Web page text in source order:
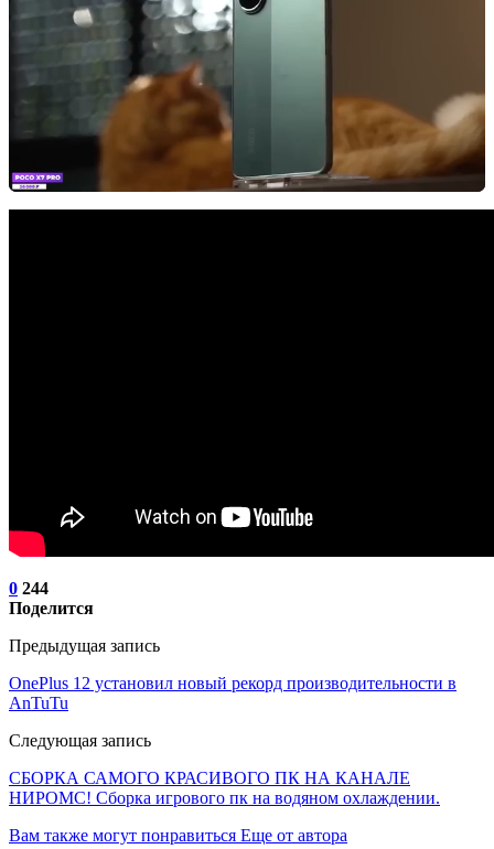
0 244
Поделится
Предыдущая запись
OnePlus 12 установил новый рекорд производительности в
AnTuTu
Следующая запись
СБОРКА САМОГО КРАСИВОГО ПК НА КАНАЛЕ
НИРОМС! Сборка игрового пк на водяном охлаждении.
Вам также могут понравиться Еще от автора